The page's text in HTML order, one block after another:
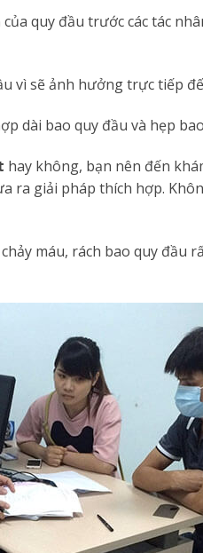
quy đầu trước các tác
vì sẽ ảnh hưởng trực tiếp
dài bao quy đầu và hẹp
hay không, bạn nên đến
ra giải pháp thích hợp.
máu, rách bao quy đầu